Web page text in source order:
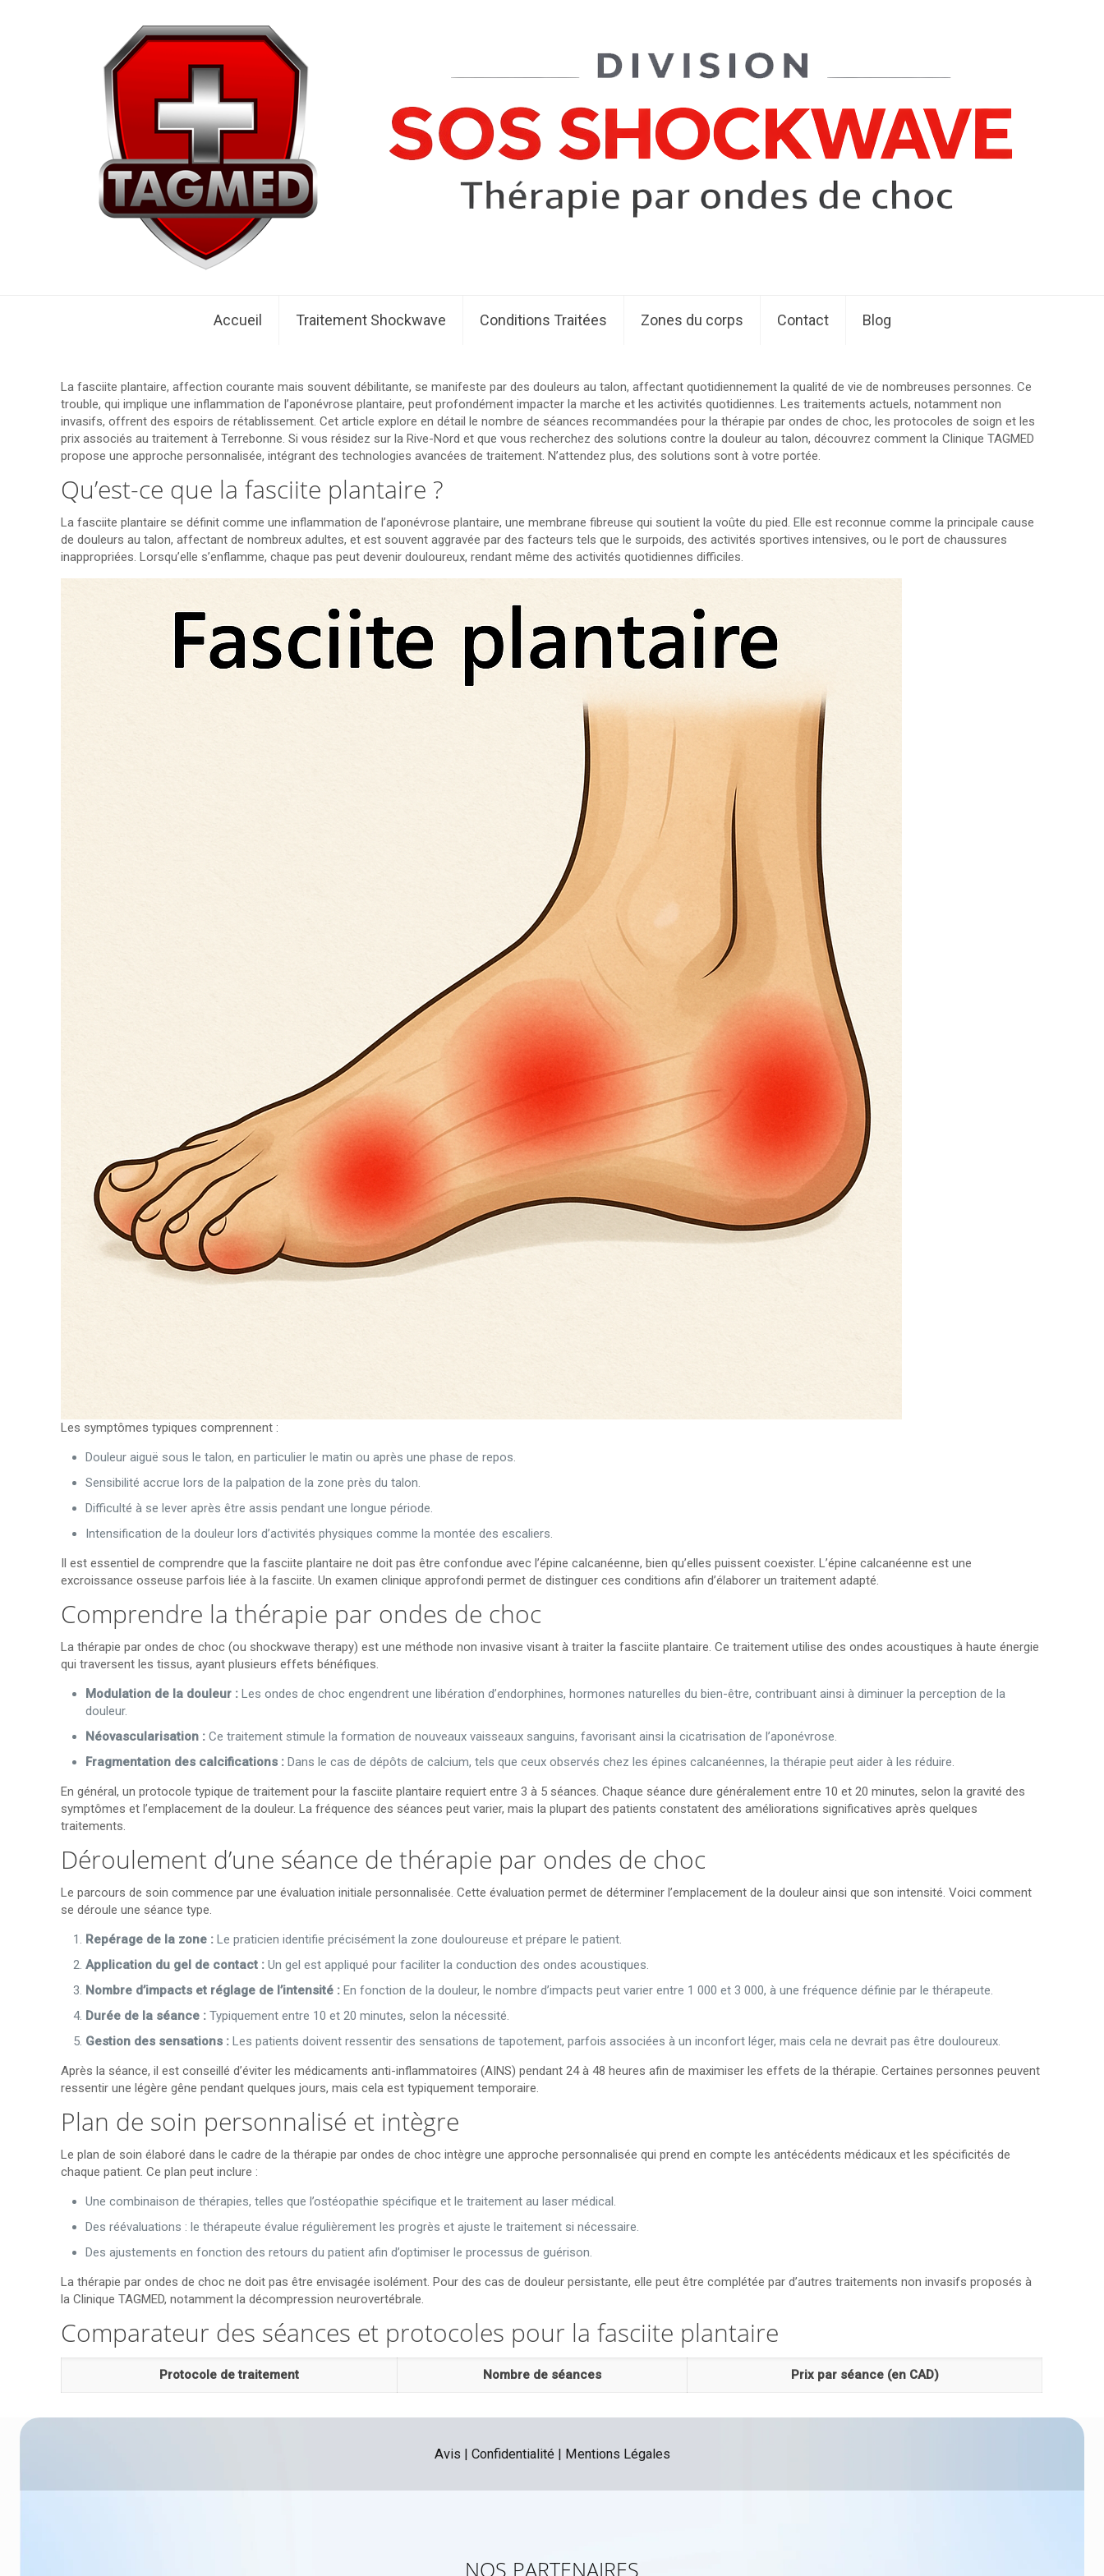
Accueil Traitement Shockwave Conditions Traitées Zones du corps Contact Blog
La fasciite plantaire, affection courante mais souvent débilitante, se manifeste par des douleurs au talon, affectant quotidiennement la qualité de vie de nombreuses personnes. Ce
trouble, qui implique une inflammation de l’aponévrose plantaire, peut profondément impacter la marche et les activités quotidiennes. Les traitements actuels, notamment non
invasifs, offrent des espoirs de rétablissement. Cet article explore en détail le nombre de séances recommandées pour la thérapie par ondes de choc, les protocoles de soign et les
prix associés au traitement à Terrebonne. Si vous résidez sur la Rive-Nord et que vous recherchez des solutions contre la douleur au talon, découvrez comment la Clinique TAGMED
propose une approche personnalisée, intégrant des technologies avancées de traitement. N’attendez plus, des solutions sont à votre portée.
Qu’est-ce que la fasciite plantaire ?
La fasciite plantaire se définit comme une inflammation de l’aponévrose plantaire, une membrane fibreuse qui soutient la voûte du pied. Elle est reconnue comme la principale cause
de douleurs au talon, affectant de nombreux adultes, et est souvent aggravée par des facteurs tels que le surpoids, des activités sportives intensives, ou le port de chaussures
inappropriées. Lorsqu’elle s’enflamme, chaque pas peut devenir douloureux, rendant même des activités quotidiennes difficiles.
Les symptômes typiques comprennent :
Douleur aiguë sous le talon, en particulier le matin ou après une phase de repos.
Sensibilité accrue lors de la palpation de la zone près du talon.
Difficulté à se lever après être assis pendant une longue période.
Intensification de la douleur lors d’activités physiques comme la montée des escaliers.
Il est essentiel de comprendre que la fasciite plantaire ne doit pas être confondue avec l’épine calcanéenne, bien qu’elles puissent coexister. L’épine calcanéenne est une
excroissance osseuse parfois liée à la fasciite. Un examen clinique approfondi permet de distinguer ces conditions afin d’élaborer un traitement adapté.
Comprendre la thérapie par ondes de choc
La thérapie par ondes de choc (ou shockwave therapy) est une méthode non invasive visant à traiter la fasciite plantaire. Ce traitement utilise des ondes acoustiques à haute énergie
qui traversent les tissus, ayant plusieurs effets bénéfiques.
Modulation de la douleur : Les ondes de choc engendrent une libération d’endorphines, hormones naturelles du bien-être, contribuant ainsi à diminuer la perception de la
douleur.
Néovascularisation : Ce traitement stimule la formation de nouveaux vaisseaux sanguins, favorisant ainsi la cicatrisation de l’aponévrose.
Fragmentation des calcifications : Dans le cas de dépôts de calcium, tels que ceux observés chez les épines calcanéennes, la thérapie peut aider à les réduire.
En général, un protocole typique de traitement pour la fasciite plantaire requiert entre 3 à 5 séances. Chaque séance dure généralement entre 10 et 20 minutes, selon la gravité des
symptômes et l’emplacement de la douleur. La fréquence des séances peut varier, mais la plupart des patients constatent des améliorations significatives après quelques
traitements.
Déroulement d’une séance de thérapie par ondes de choc
Le parcours de soin commence par une évaluation initiale personnalisée. Cette évaluation permet de déterminer l’emplacement de la douleur ainsi que son intensité. Voici comment
se déroule une séance type.
Repérage de la zone : Le praticien identifie précisément la zone douloureuse et prépare le patient.
Application du gel de contact : Un gel est appliqué pour faciliter la conduction des ondes acoustiques.
Nombre d’impacts et réglage de l’intensité : En fonction de la douleur, le nombre d’impacts peut varier entre 1 000 et 3 000, à une fréquence définie par le thérapeute.
Durée de la séance : Typiquement entre 10 et 20 minutes, selon la nécessité.
Gestion des sensations : Les patients doivent ressentir des sensations de tapotement, parfois associées à un inconfort léger, mais cela ne devrait pas être douloureux.
Après la séance, il est conseillé d’éviter les médicaments anti-inflammatoires (AINS) pendant 24 à 48 heures afin de maximiser les effets de la thérapie. Certaines personnes peuvent
ressentir une légère gêne pendant quelques jours, mais cela est typiquement temporaire.
Plan de soin personnalisé et intègre
Le plan de soin élaboré dans le cadre de la thérapie par ondes de choc intègre une approche personnalisée qui prend en compte les antécédents médicaux et les spécificités de
chaque patient. Ce plan peut inclure :
Une combinaison de thérapies, telles que l’ostéopathie spécifique et le traitement au laser médical.
Des réévaluations : le thérapeute évalue régulièrement les progrès et ajuste le traitement si nécessaire.
Des ajustements en fonction des retours du patient afin d’optimiser le processus de guérison.
La thérapie par ondes de choc ne doit pas être envisagée isolément. Pour des cas de douleur persistante, elle peut être complétée par d’autres traitements non invasifs proposés à
la Clinique TAGMED, notamment la décompression neurovertébrale.
Comparateur des séances et protocoles pour la fasciite plantaire
Protocole de traitement Nombre de séances Prix par séance (en CAD)
Avis | Confidentialité| Mentions Légales
NOS PARTENAIRES